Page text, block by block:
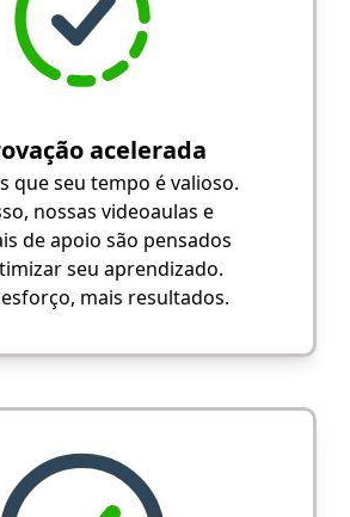
acelerada
que seu tempo é valioso.
nossas videoaulas e
de apoio são pensados
seu aprendizado.
mais resultados.